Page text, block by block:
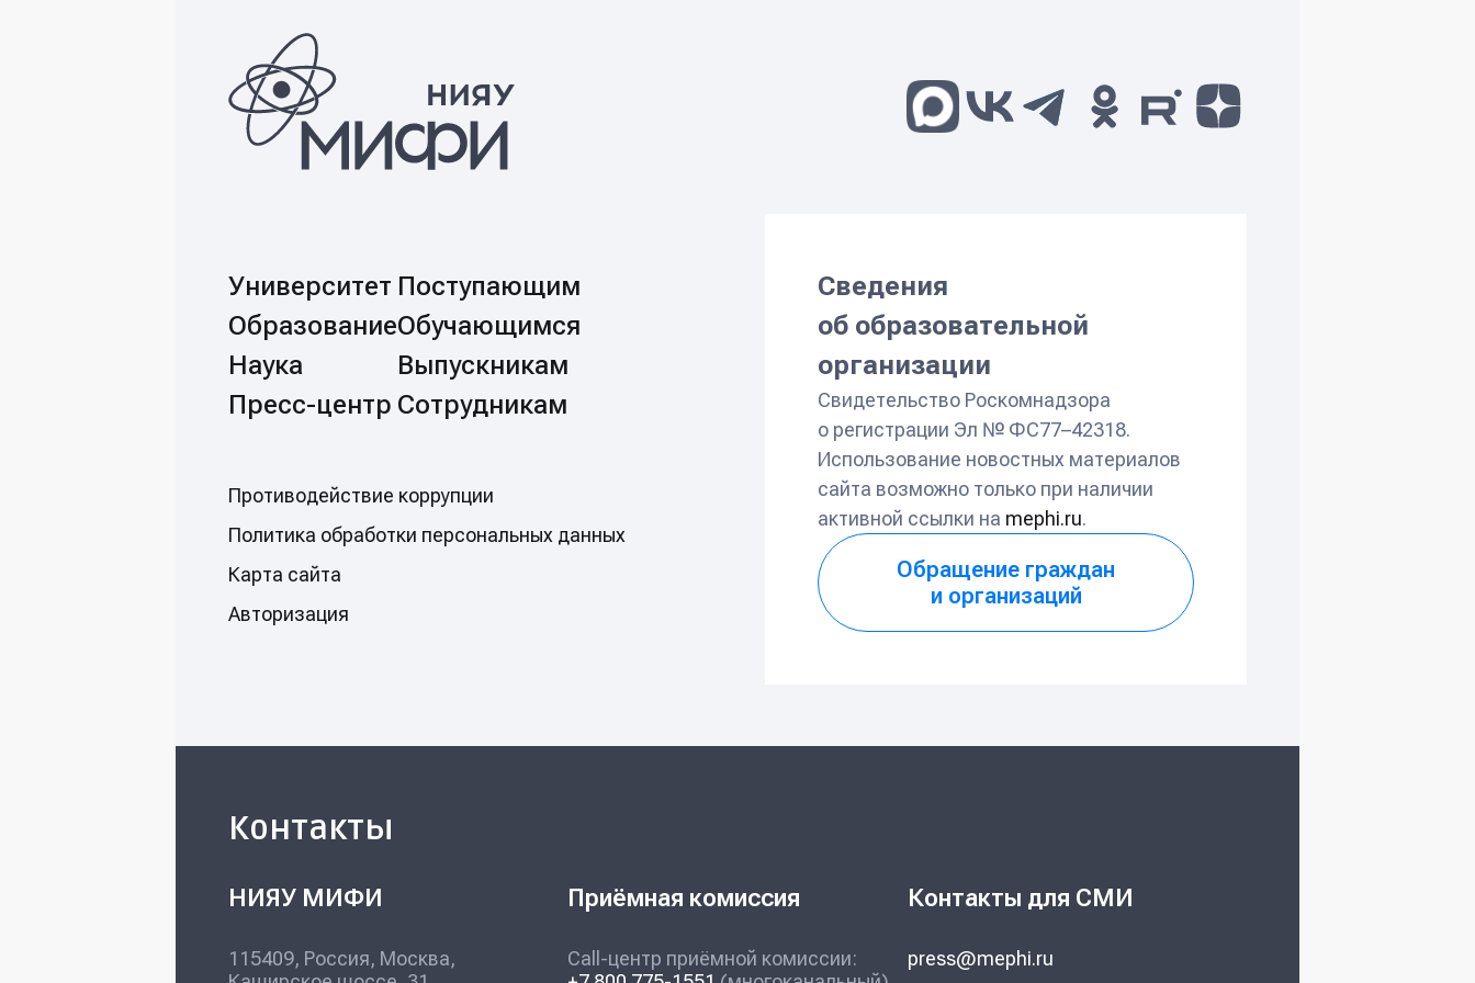
E-mail:
отправки email)
Университет
Образование
Наука
Пресс-центр
Поступающим
Обучающимся
Выпускникам
Сотрудникам
Противодействие коррупции
Политикa обработки персональных данных
Карта сайта
Авторизация
Сведения
об образовательной
организации
Свидетельство Роскомнадзора
о регистрации Эл № ФС77–42318.
Использование новостных материалов
сайта возможно только при наличии
активной ссылки на mephi.ru.
Обращение граждан
и организаций
Контакты
НИЯУ МИФИ
115409, Россия, Москва,
Приёмная комиссия
Call-центр приёмной комиссии:
Контакты для СМИ
press@mephi.ru